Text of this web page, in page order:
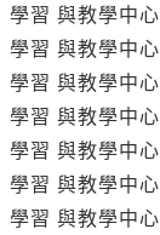
學習 與教學中心
學習 與教學中心
學習 與教學中心
學習 與教學中心
學習 與教學中心
學習 與教學中心
學習 與教學中心